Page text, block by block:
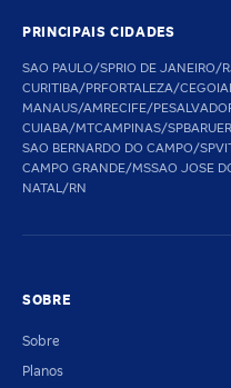
PRINCIPAIS CIDADES
SAO PAULO/SPRIO DE JANEIRO/
CURITIBA/PRFORTALEZA/CE
MANAUS/AMRECIFE/PE
CUIABA/MTCAMPINAS/SP
SAO BERNARDO DO CAMPO/SP
CAMPO GRANDE/MSSAO JOSE
NATAL/RN
SOBRE
Sobre
Planos